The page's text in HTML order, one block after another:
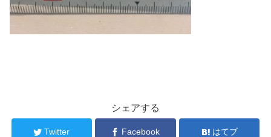
シェアする
Twitter Facebook はてブ